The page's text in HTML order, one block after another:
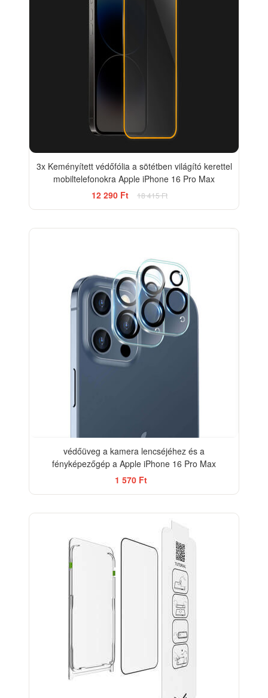
3x Keményített védőfólia a sötétben világító kerettel
mobiltelefonokra Apple iPhone 16 Pro Max
12 290 Ft
18 415 Ft
védőüveg a kamera lencséjéhez és a
fényképezőgép a Apple iPhone 16 Pro Max
1 570 Ft